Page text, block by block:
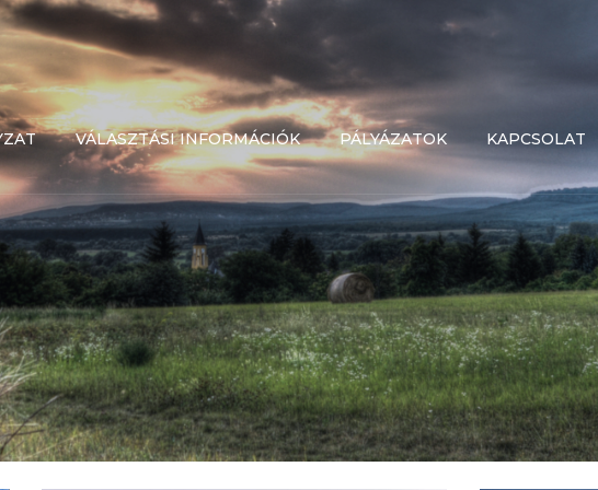
VÁLASZTÁSI INFORMÁCIÓK PÁLYÁZATOK KAPCSOLAT